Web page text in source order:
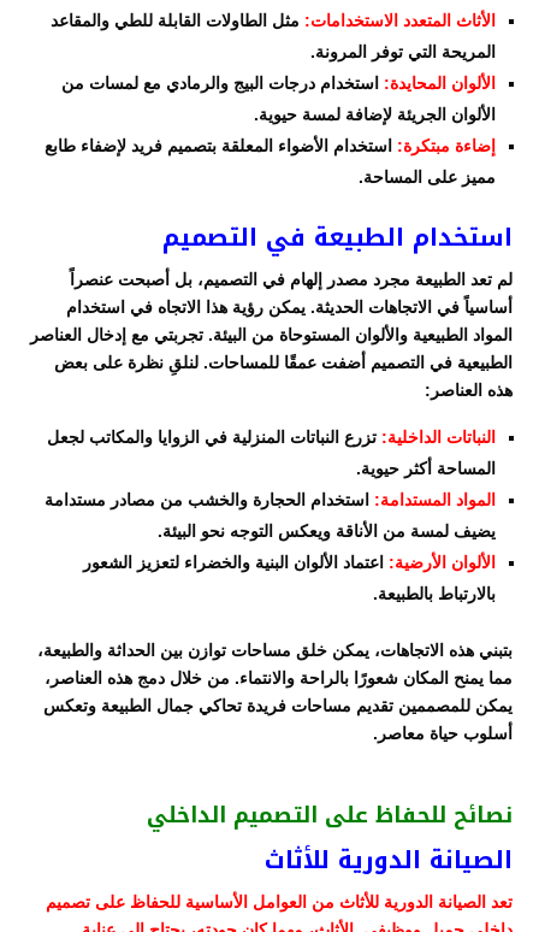
الأثاث المتعدد الاستخدامات: مثل الطاولات القابلة للطي والمقاعد
المريحة التي توفر المرونة.
الألوان المحايدة: استخدام درجات البيج والرمادي مع لمسات من
الألوان الجريئة لإضافة لمسة حيوية.
إضاءة مبتكرة: استخدام الأضواء المعلقة بتصميم فريد لإضفاء طابع
مميز على المساحة.
استخدام الطبيعة في التصميم
لم تعد الطبيعة مجرد مصدر إلهام في التصميم، بل أصبحت عنصراً
أساسياً في الاتجاهات الحديثة. يمكن رؤية هذا الاتجاه في استخدام
المواد الطبيعية والألوان المستوحاة من البيئة. تجربتي مع إدخال العناصر
الطبيعية في التصميم أضفت عمقًا للمساحات. لنلقِ نظرة على بعض
هذه العناصر:
النباتات الداخلية: تزرع النباتات المنزلية في الزوايا والمكاتب لجعل
المساحة أكثر حيوية.
المواد المستدامة: استخدام الحجارة والخشب من مصادر مستدامة
يضيف لمسة من الأناقة ويعكس التوجه نحو البيئة.
الألوان الأرضية: اعتماد الألوان البنية والخضراء لتعزيز الشعور
بالارتباط بالطبيعة.
بتبني هذه الاتجاهات، يمكن خلق مساحات توازن بين الحداثة والطبيعة،
مما يمنح المكان شعورًا بالراحة والانتماء. من خلال دمج هذه العناصر،
يمكن للمصممين تقديم مساحات فريدة تحاكي جمال الطبيعة وتعكس
أسلوب حياة معاصر.
نصائح للحفاظ على التصميم الداخلي
الصيانة الدورية للأثاث
تعد الصيانة الدورية للأثاث من العوامل الأساسية للحفاظ على تصميم